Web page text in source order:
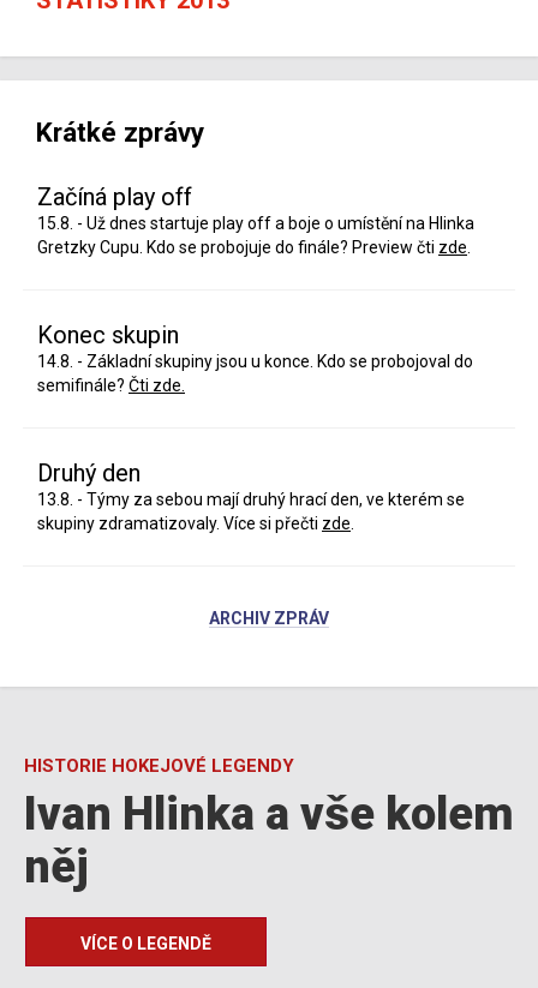
Krátké zprávy
Začíná play off
15.8. - Už dnes startuje play off a boje o umístění na Hlinka
Gretzky Cupu. Kdo se probojuje do finále? Preview čti zde
Konec skupin
14.8. - Základní skupiny jsou u konce. Kdo se probojoval do
semifinále? Čti zde.
Druhý den
13.8. - Týmy za sebou mají druhý hrací den, ve kterém se
skupiny zdramatizovaly. Více si přečti zde
ARCHIV ZPRÁV
HISTORIE HOKEJOVÉ LEGENDY
Ivan Hlinka a vše kolem
něj
VÍCE O LEGENDĚ